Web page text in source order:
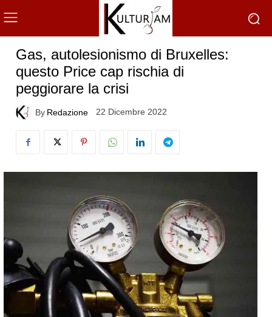
Gas, autolesionismo di Bruxelles:
questo Price cap rischia di
peggiorare la crisi
By Redazione 22 Dicembre 2022